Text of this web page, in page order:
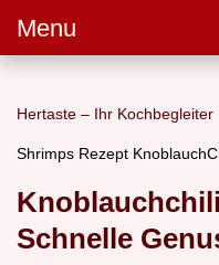
Menu
Hertaste – Ihr Kochbegleiter
Shrimps Rezept
Schnelle